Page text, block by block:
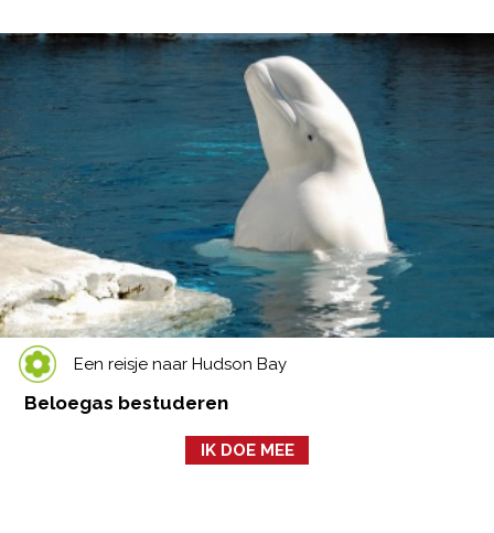
Een reisje naar Hudson Bay
Beloegas bestuderen
IK DOE MEE